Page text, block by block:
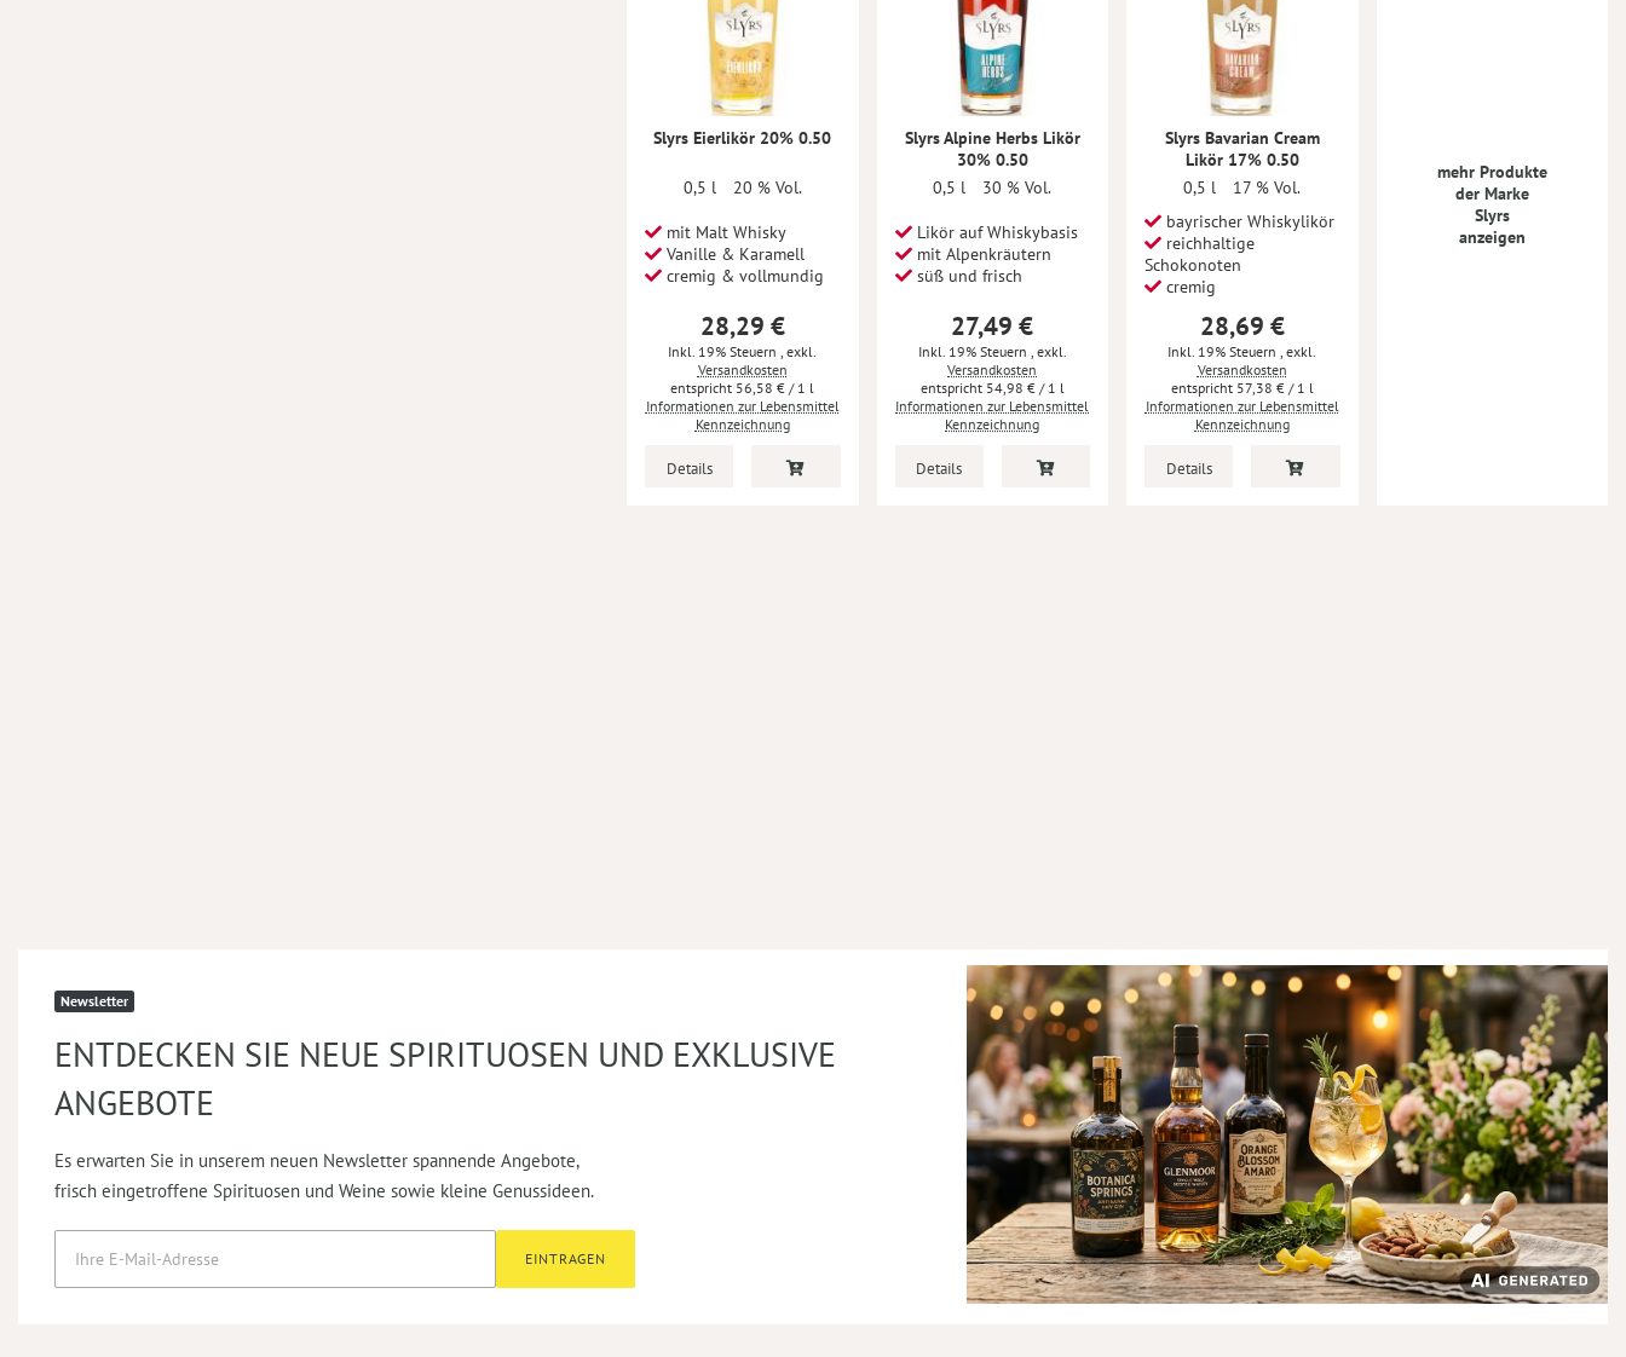
Slyrs Eierlikör 20% 0.50
0,5 l 20 % Vol.
mit Malt Whisky
Vanille & Karamell
cremig & vollmundig
28,29 €
Inkl. 19% Steuern, exkl.
Versandkosten
56,58 € / 1 l
Informationen zur Lebensmittel
Kennzeichnung
Details
Slyrs Alpine Herbs Likör
30% 0.50
0,5 l
30 % Vol.
Likör auf Whiskybasis
mit Alpenkräutern
süß und frisch
27,49 €
Inkl. 19% Steuern , exkl.
Versandkosten
54,98 €/ 1 l
Informationen zur Lebensmittel
Kennzeichnung
Details
Slyrs Bavarian Cream
Likör 17% 0.50
0,5 l
17 % Vol.
bayrischer Whiskylikör
reichhaltige
Schokonoten
cremig
28,69 €
Inkl. 19% Steuern, exkl.
Versandkosten
57,38 €/ 1 l
Informationen zur Lebensmittel
Kennzeichnung
Details
mehr Produkte
der Marke
Slyrs
anzeigen
Newsletter
ENTDECKEN SIE NEUE SPIRITUOSEN UND EXKLUSIVE
ANGEBOTE
Es erwarten Sie in unserem neuen Newsletter spannende Angebote,
frisch eingetroffene Spirituosen und Weine sowie kleine Genussideen.
EINTRAGEN